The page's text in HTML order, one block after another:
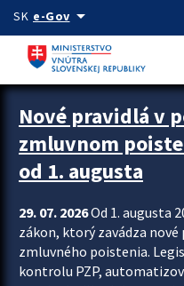
Preskocit na hlavný obsah
SK e-Govarrow_drop_down
Zastavit automatický posun
Nové pravidlá v
zmluvnom
od 1. augusta
29. 07. 2026Od 1. augusta
zákon, ktorý zavádza
zmluvného poistenia.
kontrolu PZP,